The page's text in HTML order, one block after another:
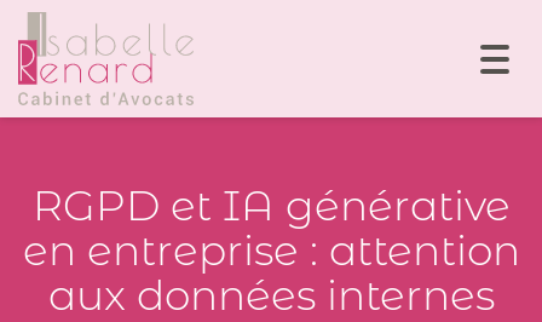
RGPD et IA générative
en entreprise : attention
aux données internes